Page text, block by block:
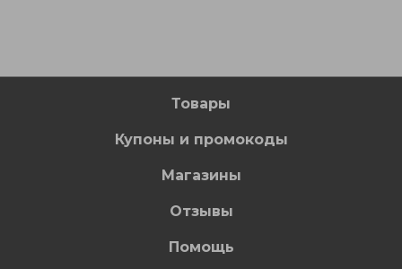
Товары
Купоны и промокоды
Магазины
Отзывы
Помощь